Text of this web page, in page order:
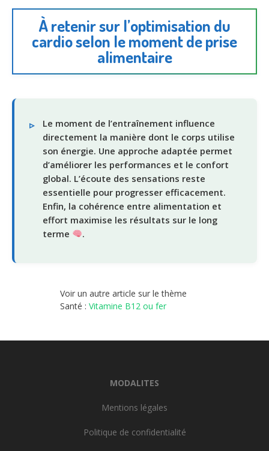
À retenir sur l’optimisation du
cardio selon le moment de prise
alimentaire
Le moment de l’entraînement influence
directement la manière dont le corps utilise
son énergie. Une approche adaptée permet
d’améliorer les performances et le confort
global. L’écoute des sensations reste
essentielle pour progresser efficacement.
Enfin, la cohérence entre alimentation et
effort maximise les résultats sur le long
terme
.
Voir un autre article sur le thème
Santé : Vitamine B12 ou fer
MODALITES
Mentions légales
Politique de confidentialité